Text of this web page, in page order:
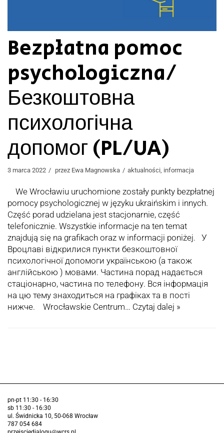
Bezpłatna pomoc
psychologiczna/
Безкоштовна
психологічна
допомог (PL/UA)
3 marca 2022 przez Ewa Magnowska aktualności, informacja
We Wrocławiu uruchomione zostały punkty bezpłatnej
pomocy psychologicznej w języku ukraińskim i innych.
Część porad udzielana jest stacjonarnie, część
telefonicznie. Wszystkie informacje na ten temat
znajdują się na grafikach oraz w informacji poniżej. У
Вроцлаві відкрилися пункти безкоштовної
психологічної допомоги українською (а також
англійською ) мовами. Частина порад надається
стаціонарно, частина по телефону. Вся інформація
на цю тему знаходиться на графіках та в пості
нижче. Wrocławskie Centrum… Czytaj dalej »
pn-pt 11:30 - 16:30
sb 11:30 - 16:30
ul. Świdnicka 10, 50-068 Wrocław
787 054 684